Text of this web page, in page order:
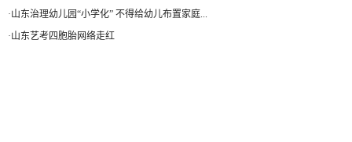
·山东治理幼儿园“小学化” 不得给幼儿布置家庭...
·山东艺考四胞胎网络走红